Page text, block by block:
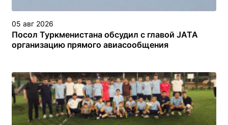
05 авг 2026
Посол Туркменистана обсудил с главой JATA
организацию прямого авиасообщения